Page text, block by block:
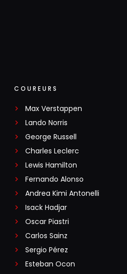
COUREURS
Max Verstappen
Lando Norris
George Russell
Charles Leclerc
Lewis Hamilton
Fernando Alonso
Andrea Kimi Antonelli
Isack Hadjar
Oscar Piastri
Carlos Sainz
Sergio Pérez
Esteban Ocon